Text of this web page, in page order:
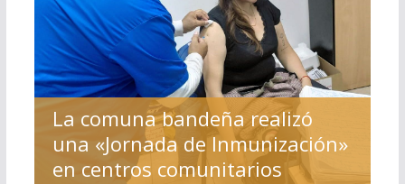
La comuna bandeña realizó
una «Jornada de Inmunización»
en centros comunitarios